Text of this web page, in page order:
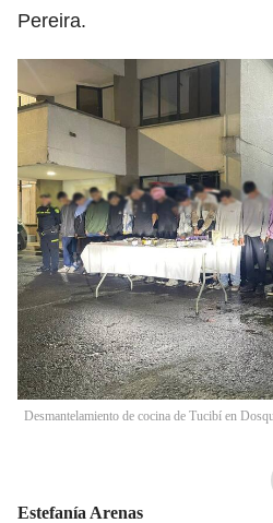
Pereira.
Desmantelamiento de cocina de Tucibí en
Estefanía Arenas